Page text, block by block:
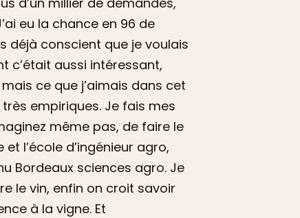
eu la chance en 96 de
déjà conscient que je voulais
c’était aussi intéressant,
ce que j’aimais dans cet
empiriques. Je fais mes
même pas, de faire le
l’école d’ingénieur agro,
Bordeaux sciences agro. Je
le vin, enfin on croit savoir
à la vigne. Et